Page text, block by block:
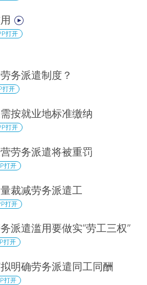
打开
务派遣制度？
打开
按就业地标准缴纳
打开
劳务派遣将被重罚
打开
裁减劳务派遣工
打开
派遣滥用要做实“劳工三权”
打开
明确劳务派遣同工同酬
打开